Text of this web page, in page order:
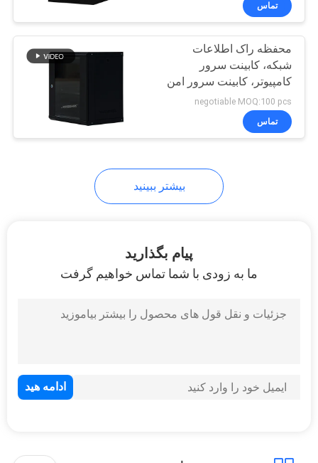
مونتاژ کابل شبکه
27
بند ناف فیبر نوری
17
تماس
محفظه راک اطلاعات
شبکه، کابینت سرور
کامپیوتر، کابینت سرور امن
negotiable MOQ:100 pcs
تماس
بیشتر ببینید
پیام بگذارید
ما به زودی با شما تماس خواهیم گرفت